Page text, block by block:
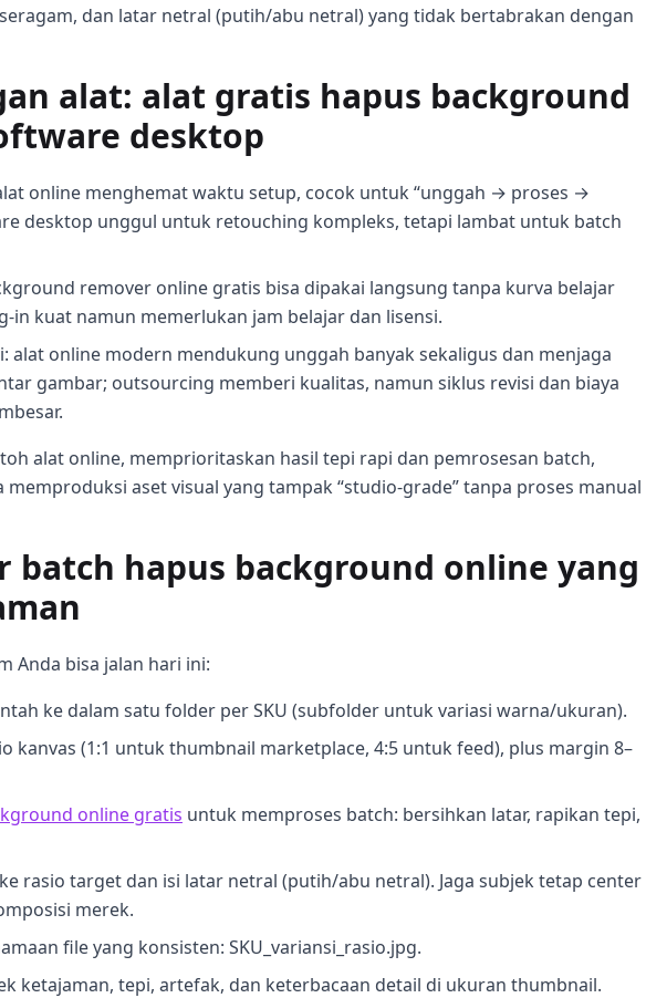
dan latar netral (putih/abu netral) yang tidak bertabrakan dengan
alat: alat gratis hapus background
desktop
online menghemat waktu setup, cocok untuk “unggah → proses →
desktop unggul untuk retouching kompleks, tetapi lambat untuk batch
remover online gratis bisa dipakai langsung tanpa kurva belajar
in kuat namun memerlukan jam belajar dan lisensi.
alat online modern mendukung unggah banyak sekaligus dan menjaga
gambar; outsourcing memberi kualitas, namun siklus revisi dan biaya
alat online, memprioritaskan hasil tepi rapi dan pemrosesan batch,
memproduksi aset visual yang tampak “studio-grade” tanpa proses manual
batch hapus background online yang
Anda bisa jalan hari ini:
ke dalam satu folder per SKU (subfolder untuk variasi warna/ukuran).
kanvas (1:1 untuk thumbnail marketplace, 4:5 untuk feed), plus margin 8–
online gratis untuk memproses batch: bersihkan latar, rapikan tepi,
rasio target dan isi latar netral (putih/abu netral). Jaga subjek tetap center
merek.
file yang konsisten: SKU_variansi_rasio.jpg.
ketajaman, tepi, artefak, dan keterbacaan detail di ukuran thumbnail.